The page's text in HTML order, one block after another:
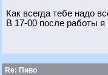
Как всегда тебе надо
В 17-00 после работы
Re: Пиво